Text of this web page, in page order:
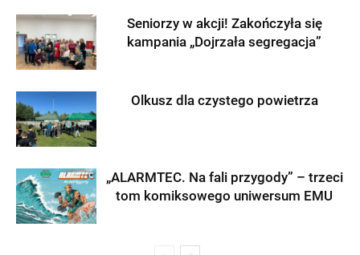
Seniorzy w akcji! Zakończyła się
kampania „Dojrzała segregacja”
Olkusz dla czystego powietrza
„ALARMTEC. Na fali przygody” – trzeci
tom komiksowego uniwersum EMU